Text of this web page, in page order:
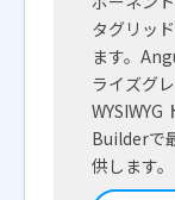
タグリッ
ます。
ライズグ
Builderで
供します。